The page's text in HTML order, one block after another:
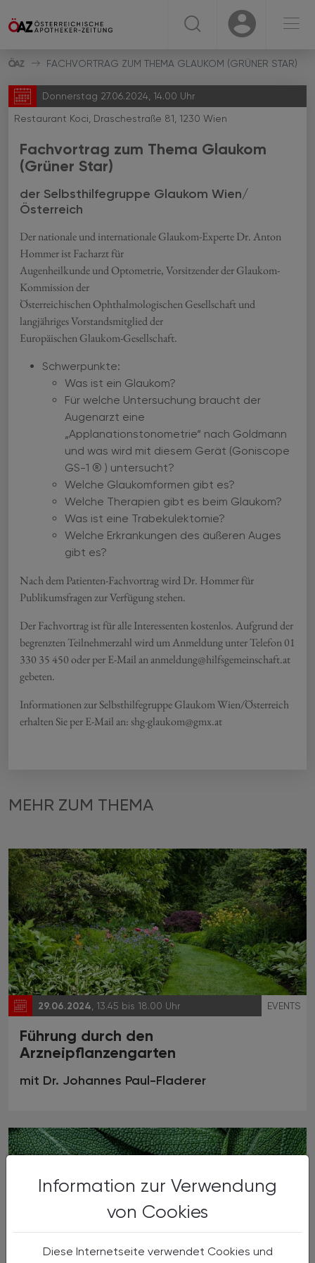
Information zur Verwendung
von Cookies
Diese Internetseite verwendet Cookies und
USER USER ☰
FACHVORTRAG ZUM THEMA GLAUKOM (GRÜNER STAR)
Donnerstag 27.06.2024, 14.00 Uhr
Restaurant Koci, Draschestraße 81, 1230 Wien
Fachvortrag zum Thema Glaukom
(Grüner Star)
der Selbsthilfegruppe Glaukom Wien/
Österreich
Der nationale und internationale Glaukom-Experte Dr. Anton
Hommer ist Facharzt für
Augenheilkunde und Optometrie, Vorsitzender der Glaukom-
Kommission der
Österreichischen Ophthalmologischen Gesellschaft und
langjähriges Vorstandsmitglied der
Europäischen Glaukom-Gesellschaft.
Schwerpunkte:
Was ist ein Glaukom?
Für welche Untersuchung braucht der
Augenarzt eine
„Applanationstonometrie“ nach Goldmann
und was wird mit diesem Gerät (Goniscope
GS-1 ® ) untersucht?
Welche Glaukomformen gibt es?
Welche Therapien gibt es beim Glaukom?
Was ist eine Trabekulektomie?
Welche Erkrankungen des äußeren Auges
gibt es?
Nach dem Patienten-Fachvortrag wird Dr. Hommer für
Publikumsfragen zur Verfügung stehen.
Der Fachvortrag ist für alle Interessenten kostenlos. Aufgrund der
begrenzten Teilnehmerzahl wird um Anmeldung unter Telefon 01
330 35 450 oder per E-Mail an anmeldung@hilfsgemeinschaft.at
gebeten.
Informationen zur Selbsthilfegruppe Glaukom Wien/Österreich
erhalten Sie per E-Mail an: shg-glaukom@gmx.at
MEHR ZUM THEMA
29.06.2024 , 13.45 bis 18.00 Uhr EVENTS
Führung durch den
Arzneipflanzengarten
mit Dr. Johannes Paul-Fladerer